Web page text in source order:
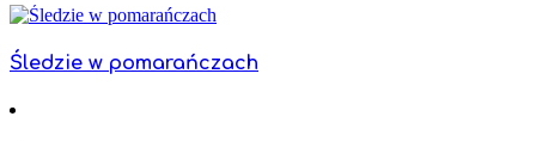
Śledzie w pomarańczach